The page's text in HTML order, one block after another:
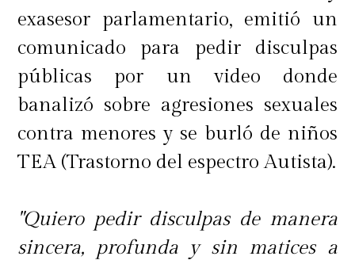
hoy le permiten seguir enfrentada a
Baldoni.Para Blake, el acuerdo de
paz fue solo el inicio de una
redefinición de justicia en el
entretenimiento.
exasesor parlamentario, emitió un
comunicado para pedir disculpas
públicas por un video donde
banalizó sobre agresiones sexuales
contra menores y se burló de niños
TEA (Trastorno del espectro Autista).
"Quiero pedir disculpas de manera
sincera, profunda y sin matices a